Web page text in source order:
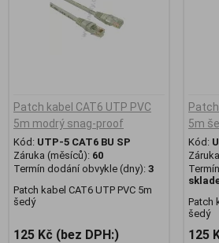
Patch kabel CAT6 UTP PVC
5m modrý snag-proof
Kód: UTP-5 CAT6 BU SP
Záruka (měsíců): 60
Termín dodání obvykle (dny): 3
Patch kabel CAT6 UTP PVC 5m
šedý
125 Kč (bez DPH:)
Patch
5m
Kód:
Patch
šedý
125